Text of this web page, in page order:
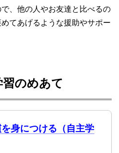
、他の人やお友達と比べるの
てあげるような援助やサポー
のめあて
身につける（自主学